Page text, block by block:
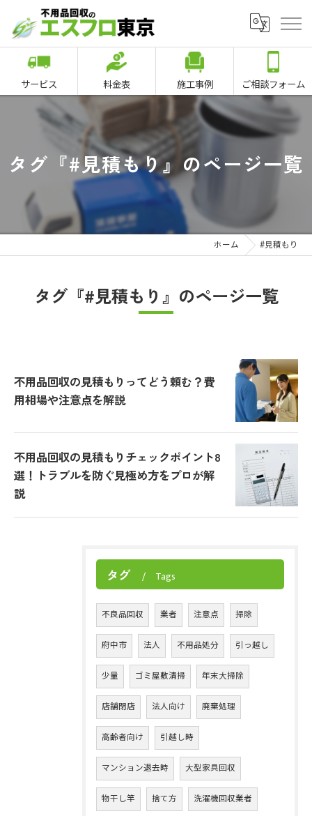
サービス 料金表 施工事例 ご相談フォーム
タグ『#見積もり』のページ一覧
ホーム #見積もり
タグ『#見積もり』のページ一覧
不用品回収の見積もりってどう頼む？費
用相場や注意点を解説
不用品回収の見積もりチェックポイント8
選！トラブルを防ぐ見極め方をプロが解
説
タグ Tags
不良品回収 業者 注意点 掃除
府中市 法人 不用品処分 引っ越し
少量 ゴミ屋敷清掃 年末大掃除
店舗閉店 法人向け 廃棄処理
高齢者向け 引越し時
マンション退去時 大型家具回収
物干し竿 捨て方 洗濯機回収業者